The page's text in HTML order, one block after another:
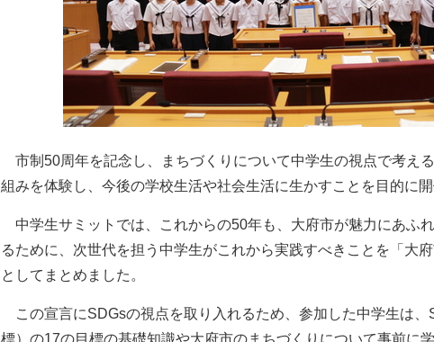
市制50周年を記念し、まちづくりについて中学生の視点で考え
組みを体験し、今後の学校生活や社会生活に生かすことを目的に開
中学生サミットでは、これからの50年も、大府市が魅力にあふ
るために、次世代を担う中学生がこれから実践すべきことを「大
としてまとめました。
この宣言にSDGsの視点を取り入れるため、参加した中学生は、
標）の17の目標の基礎知識や大府市のまちづくりについて事前に